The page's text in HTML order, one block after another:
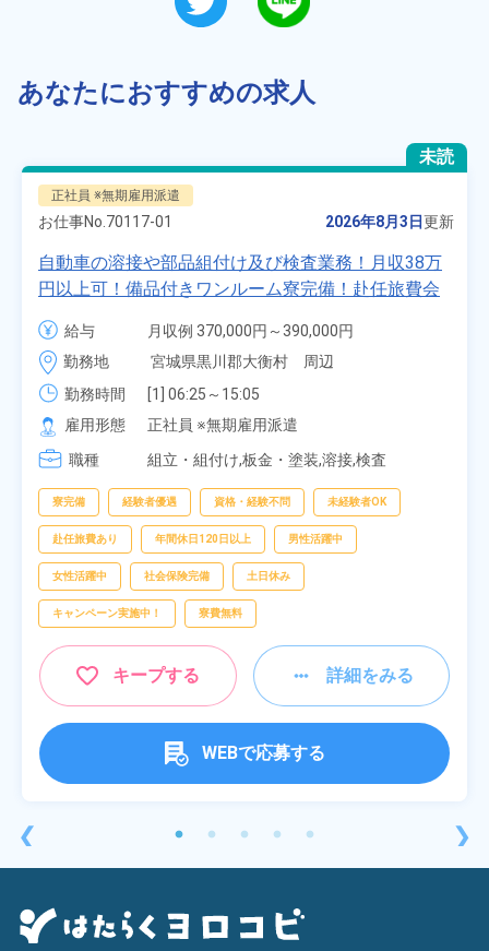
あなたにおすすめの求人
❮
未読
正社員 ※無期雇用派遣
お仕事No. 70117-01 2026年8月3日更新
自動車の溶接や部品組付け及び検査業務！月収38万
円以上可！備品付きワンルーム寮完備！赴任旅費会
社負担★人気の土日休み！昇給＆業績賞与あり！
車・バイク通勤可！無料駐車場あり！カップルでの
応募OK★《宮城県大衡村》
給与
月収例 370,000円～390,000円
時給 1,700円～1,700円
勤務地
宮城県黒川郡大衡村　周辺
勤務時間
[1] 06:25～15:05
[2] 16:00～00:40
[3] 16:30～01:10
[4] 08:00～16:40
雇用形態
正社員 ※無期雇用派遣
職種
組立・組付け,板金・塗装,溶接,検査
寮完備 経験者優遇 資格・経験不問 未経験者OK
赴任旅費あり 年間休日120日以上 男性活躍中
女性活躍中 社会保険完備 土日休み
キャンペーン実施中！ 寮費無料
キープする 詳細をみる
WEBで応募する
❯